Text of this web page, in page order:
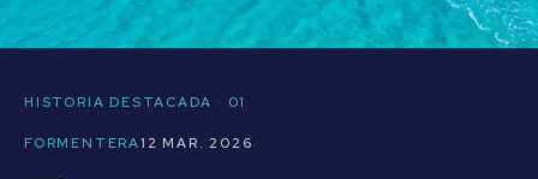
HISTORIA DESTACADA · 01
FORMENTERA12 MAR. 2026